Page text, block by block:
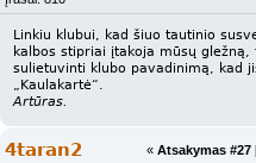
Linkiu klubui, kad šiuo tautinio
kalbos stipriai įtakoja mūsų
sulietuvinti klubo pavadinimą, kad
„Kaulakartė“.
Artūras.
4taran2 « Atsakymas #27